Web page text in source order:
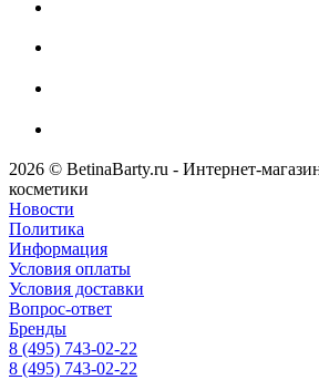
2026 © BetinaBarty.ru - Интернет-
косметики
Новости
Политика
Информация
Условия оплаты
Условия доставки
Вопрос-ответ
Бренды
8 (495) 743-02-22
8 (495) 743-02-22